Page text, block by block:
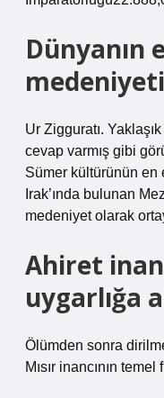
Dünyanın
Ur Zigguratı.
cevap varmış gibi
Sümer kültürünün en
Irak’ında bulunan
medeniyet olarak
Ahiret
uygarlığa
Ölümden sonra
Mısır inancının